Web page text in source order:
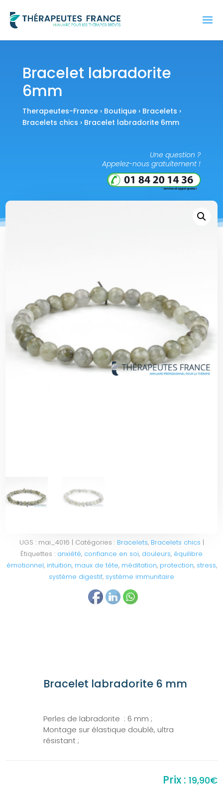
Bracelet labradorite
6mm
Therapeutes-France› Boutique› Bracelets ›
Bracelets chics › Bracelet labradorite 6mm
Une question ?
Appelez-nous gratuitement !
UGS : mai_4016 Catégories : Bracelets, Bracelets chics
Étiquettes : anxiété, confiance en soi, douleurs, équilibre
émotionnel, intuition, maux de tête, méditation, protection, stress,
système digestif, système immunitaire
Bracelet labradorite 6 mm
Perles de labradorite : 6 mm ;
Montage sur élastique doublé, ultra
résistant ;
19,90€